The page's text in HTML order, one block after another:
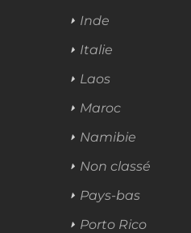
Inde
Italie
Laos
Maroc
Namibie
Non classé
Pays-bas
Porto Rico